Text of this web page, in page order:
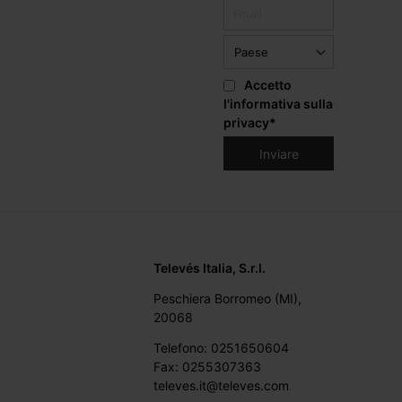
Accetto
l'informativa sulla
privacy*
Televés Italia, S.r.l.
Peschiera Borromeo (MI),
20068
Telefono: 0251650604
Fax: 0255307363
televes.it@televes.com